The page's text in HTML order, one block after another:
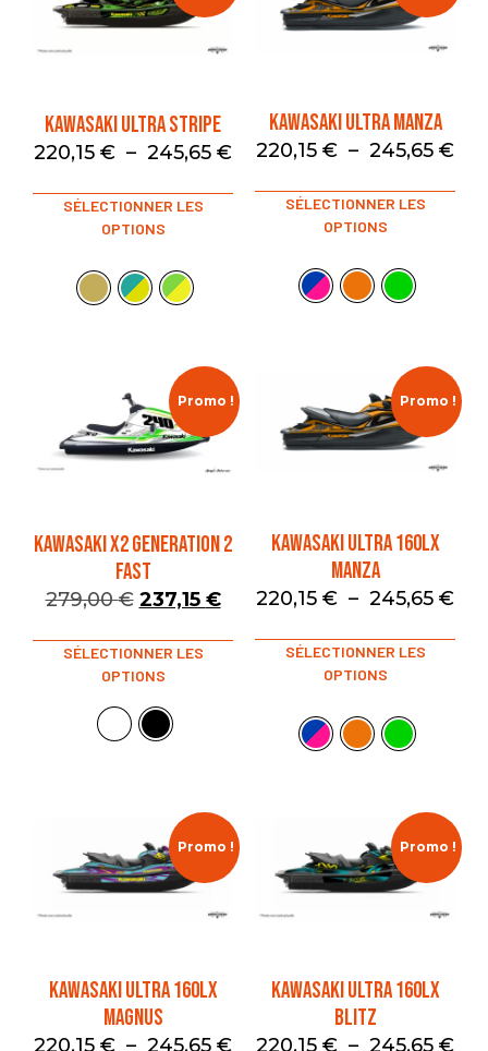
KAWASAKI ULTRA STRIPE
220,15 € – 245,65 €
SÉLECTIONNER LES
OPTIONS
KAWASAKI ULTRA MANZA
220,15 € – 245,65 €
SÉLECTIONNER LES
OPTIONS
Promo !
KAWASAKI X2 GENERATION 2
FAST
279,00€ 237,15 €
SÉLECTIONNER LES
OPTIONS
Promo !
KAWASAKI ULTRA 160LX
MANZA
220,15 € – 245,65 €
SÉLECTIONNER LES
OPTIONS
Promo !
KAWASAKI ULTRA 160LX
MAGNUS
220,15 € – 245,65 €
Promo !
KAWASAKI ULTRA 160LX
BLITZ
220,15 € – 245,65 €